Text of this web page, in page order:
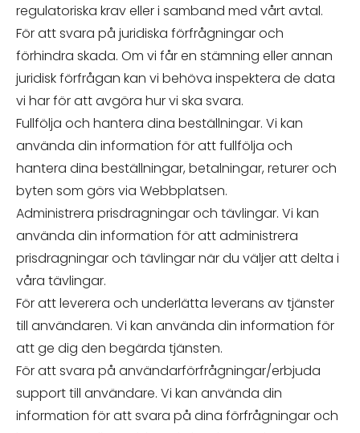
regulatoriska krav eller i samband med vårt avtal.
För att svara på juridiska förfrågningar och
förhindra skada. Om vi får en stämning eller annan
juridisk förfrågan kan vi behöva inspektera de data
vi har för att avgöra hur vi ska svara.
Fullfölja och hantera dina beställningar. Vi kan
använda din information för att fullfölja och
hantera dina beställningar, betalningar, returer och
byten som görs via Webbplatsen.
Administrera prisdragningar och tävlingar. Vi kan
använda din information för att administrera
prisdragningar och tävlingar när du väljer att delta i
våra tävlingar.
För att leverera och underlätta leverans av tjänster
till användaren. Vi kan använda din information för
att ge dig den begärda tjänsten.
För att svara på användarförfrågningar/erbjuda
support till användare. Vi kan använda din
information för att svara på dina förfrågningar och